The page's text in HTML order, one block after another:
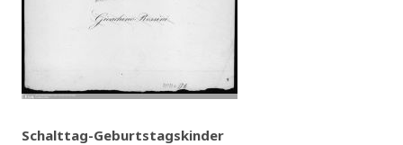
Schalttag-Geburtstagskinder